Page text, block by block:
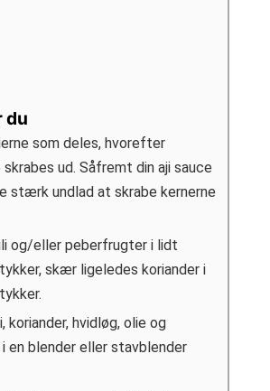
du
som deles, hvorefter
skrabes ud. Såfremt din aji sauce
stærk undlad at skrabe kernerne
og/eller peberfrugter i lidt
skær ligeledes koriander i
koriander, hvidløg, olie og
en blender eller stavblender